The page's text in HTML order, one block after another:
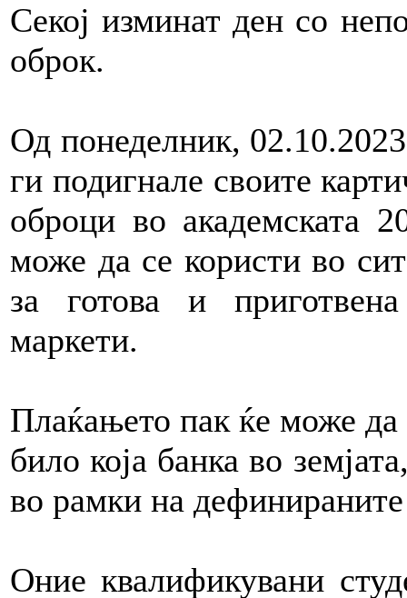
Секој изминат ден со
оброк.
Од понеделник,
ги подигнале своите
оброци во академската
може да се користи во
за готова и
маркети.
Плаќањето пак ќе може
било која банка во
во рамки на
Оние квалификувани